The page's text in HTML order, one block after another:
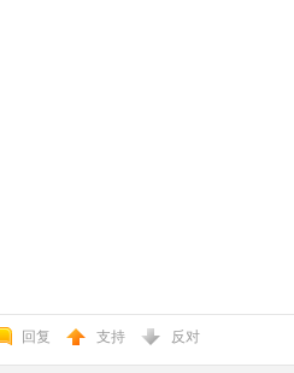
回复 支持 反对